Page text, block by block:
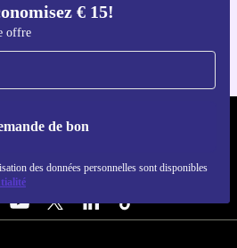
€ 15!
offre
de bon
des données personnelles sont disponibles
et Android
- RETHINK NEW.
NOUS